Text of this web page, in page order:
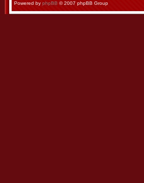
Powered by phpBB © 2007 phpBB Group